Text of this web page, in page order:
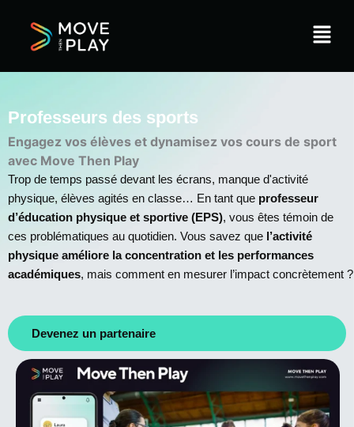
Menu
Professeurs des sports
Engagez vos élèves et dynamisez vos cours de sport
avec Move Then Play
Trop de temps passé devant les écrans, manque d'activité
physique, élèves agités en classe… En tant que professeur
d’éducation physique et sportive (EPS), vous êtes témoin de
ces problématiques au quotidien. Vous savez que l’activité
physique améliore la concentration et les performances
académiques, mais comment en mesurer l’impact concrètement ?
Devenez un partenaire